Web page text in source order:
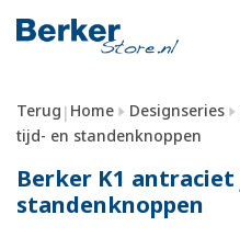
Terug | Home Designseries
tijd- en standenknoppen
Berker K1
standenknoppen